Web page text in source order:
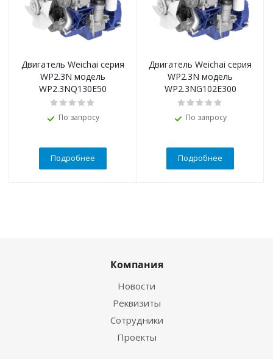
Двигатель Weichai серия
WP2.3N модель
WP2.3NQ130E50
По запросу
Подробнее
Двигатель Weichai серия
WP2.3N модель
WP2.3NG102E300
По запросу
Подробнее
Компания
Новости
Реквизиты
Сотрудники
Проекты